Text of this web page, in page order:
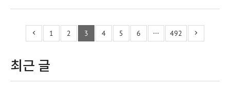
1 2 3 4 5 6 ··· 492
최근 글